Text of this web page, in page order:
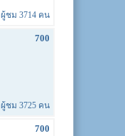
ผู้ชม 3714 คน
700
ผู้ชม 3725 คน
700